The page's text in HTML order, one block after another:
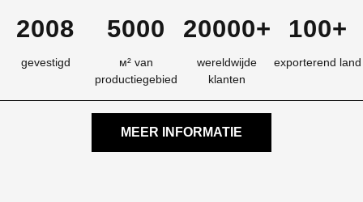
2008
gevestigd
5000
м² van
productiegebied
20000+
wereldwijde
klanten
100+
exporterend land
MEER INFORMATIE